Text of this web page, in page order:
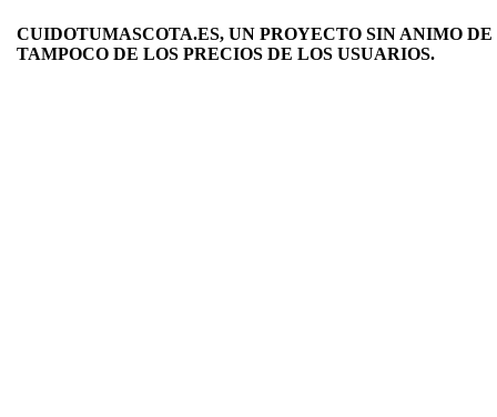
CUIDOTUMASCOTA.ES, UN PROYECTO SIN ANIMO
TAMPOCO DE LOS PRECIOS DE LOS USUARIOS.